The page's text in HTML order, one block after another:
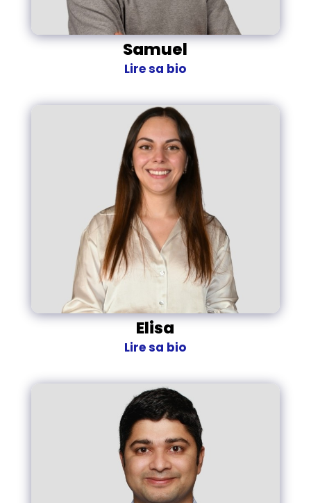
Samuel
Lire sa bio
Elisa
Lire sa bio